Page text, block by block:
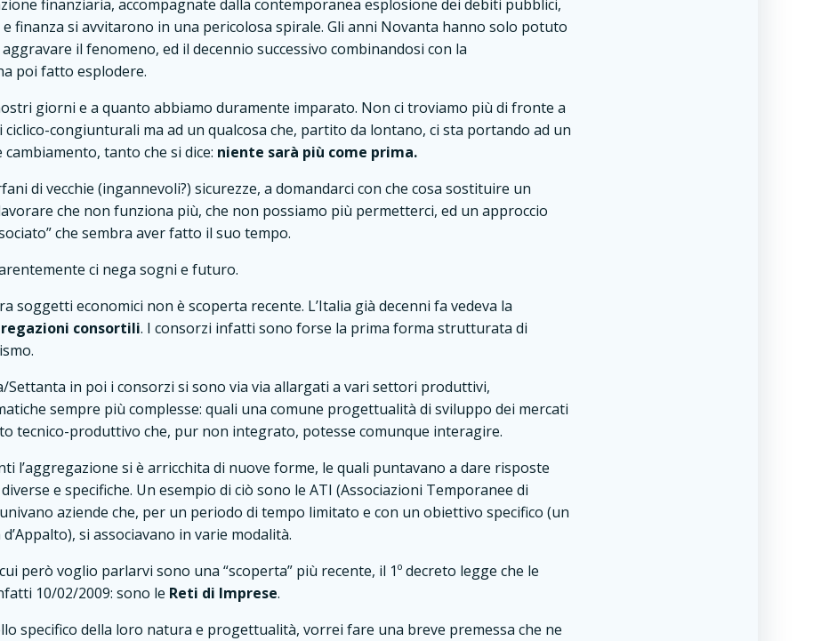
finanziaria, accompagnate dalla contemporanea esplosione dei debiti pubblici,
finanza si avvitarono in una pericolosa spirale. Gli anni Novanta hanno solo potuto
il fenomeno, ed il decennio successivo combinandosi con la
poi fatto esplodere.
giorni e a quanto abbiamo duramente imparato. Non ci troviamo più di fronte a
ciclico-congiunturali ma ad un qualcosa che, partito da lontano, ci sta portando ad un
tanto che si dice: niente sarà più come prima.
di vecchie (ingannevoli?) sicurezze, a domandarci con che cosa sostituire un
che non funziona più, che non possiamo più permetterci, ed un approccio
che sembra aver fatto il suo tempo.
ci nega sogni e futuro.
soggetti economici non è scoperta recente. L’Italia già decenni fa vedeva la
consortili. I consorzi infatti sono forse la prima forma strutturata di
Settanta in poi i consorzi si sono via via allargati a vari settori produttivi,
sempre più complesse: quali una comune progettualità di sviluppo dei mercati
tecnico-produttivo che, pur non integrato, potesse comunque interagire.
l’aggregazione si è arricchita di nuove forme, le quali puntavano a dare risposte
e specifiche. Un esempio di ciò sono le ATI (Associazioni Temporanee di
aziende che, per un periodo di tempo limitato e con un obiettivo specifico (un
si associavano in varie modalità.
però voglio parlarvi sono una “scoperta” più recente, il 1º decreto legge che le
10/02/2009: sono le Reti di Imprese.
specifico della loro natura e progettualità, vorrei fare una breve premessa che ne